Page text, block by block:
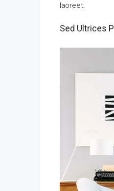
laoreet.
Sed Ultrices